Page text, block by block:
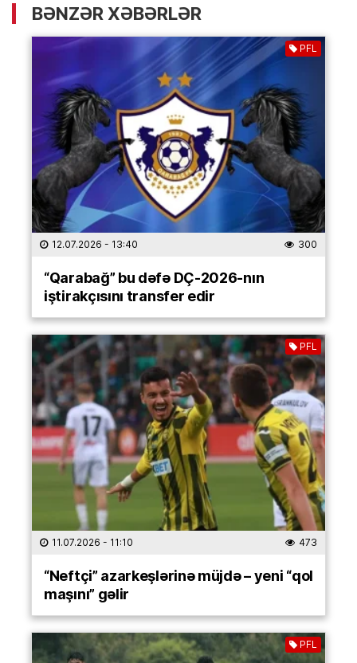
BƏNZƏR XƏBƏRLƏR
PFL
12.07.2026 - 13:40 300
“Qarabağ” bu dəfə DÇ-2026-nın
iştirakçısını transfer edir
PFL
11.07.2026 - 11:10 473
“Neftçi” azarkeşlərinə müjdə – yeni “qol
maşını” gəlir
PFL